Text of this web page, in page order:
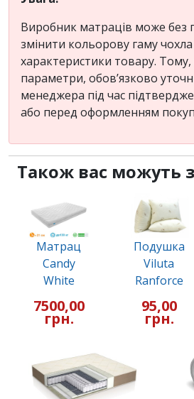
Виробник матраців може без
змінити кольорову гаму чохла
характеристики товару. Тому,
параметри, обов’язково
менеджера під час
або перед оформленням
Також вас можуть
Матрац
Candy
White
7500,00
грн.
Подушка
Viluta
Ranforce
95,00
грн.